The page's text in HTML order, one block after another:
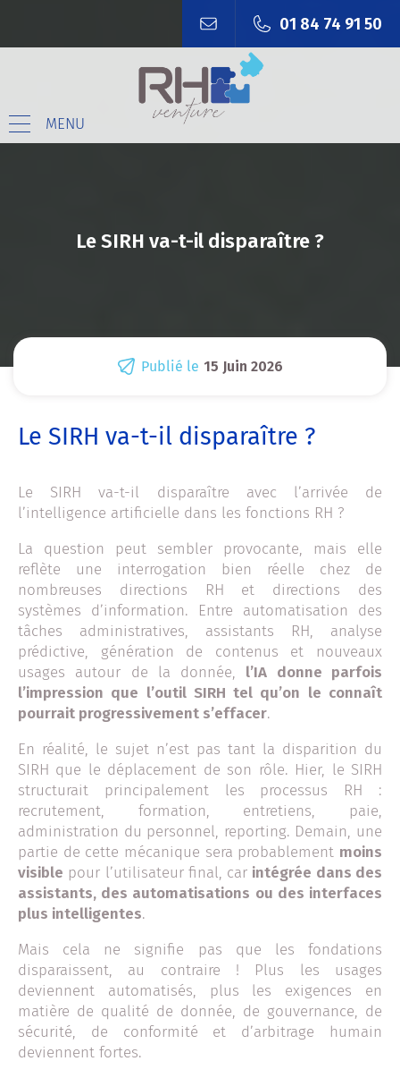
01 84 74 91 50
MENU
Le SIRH va-t-il disparaître ?
Publié le 15 Juin 2026
Le SIRH va-t-il disparaître ?
Le SIRH va-t-il disparaître avec l’arrivée de
l’intelligence artificielle dans les fonctions RH ?
La question peut sembler provocante, mais elle
reflète une interrogation bien réelle chez de
nombreuses directions RH et directions des
systèmes d’information. Entre automatisation des
tâches administratives, assistants RH, analyse
prédictive, génération de contenus et nouveaux
usages autour de la donnée, l’IA donne parfois
l’impression que l’outil SIRH tel qu’on le connaît
pourrait progressivement s’effacer.
En réalité, le sujet n’est pas tant la disparition du
SIRH que le déplacement de son rôle. Hier, le SIRH
structurait principalement les processus RH :
recrutement, formation, entretiens, paie,
administration du personnel, reporting. Demain, une
partie de cette mécanique sera probablement moins
visible pour l’utilisateur final, car intégrée dans des
assistants, des automatisations ou des interfaces
plus intelligentes.
Mais cela ne signifie pas que les fondations
disparaissent, au contraire ! Plus les usages
deviennent automatisés, plus les exigences en
matière de qualité de donnée, de gouvernance, de
sécurité, de conformité et d’arbitrage humain
deviennent fortes.